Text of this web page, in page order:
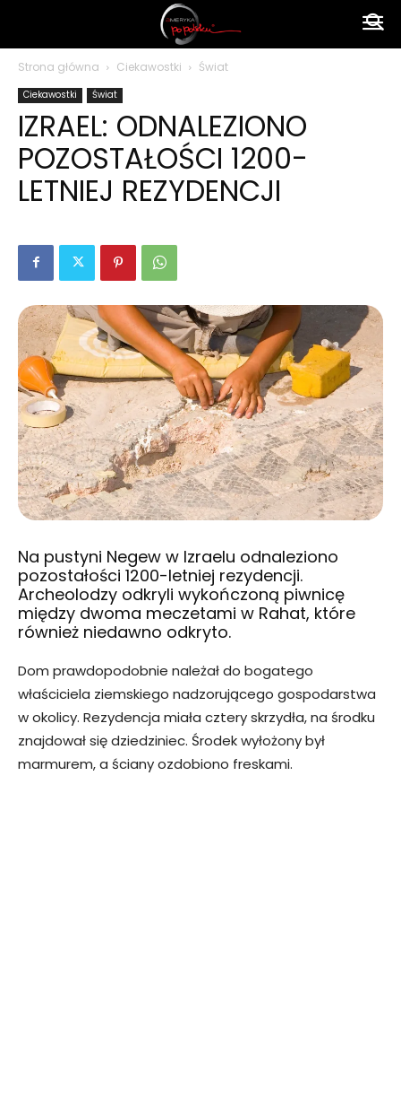
polsku
Strona główna Ciekawostki Świat
Ciekawostki Świat
IZRAEL: ODNALEZIONO
POZOSTAŁOŚCI 1200-
LETNIEJ REZYDENCJI
Na pustyni Negew w Izraelu odnaleziono
pozostałości 1200-letniej rezydencji.
Archeolodzy odkryli wykończoną piwnicę
między dwoma meczetami w Rahat, które
również niedawno odkryto.
Dom prawdopodobnie należał do bogatego
właściciela ziemskiego nadzorującego gospodarstwa
w okolicy. Rezydencja miała cztery skrzydła, na środku
znajdował się dziedziniec. Środek wyłożony był
marmurem, a ściany ozdobiono freskami.